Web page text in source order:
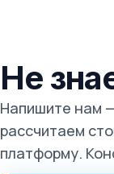
Не
Напишите нам
рассчитаем
платформу.